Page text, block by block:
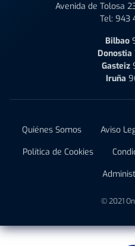
Avenida de Tolosa
Tel: 943
Bilbao
Donostia
Gasteiz
Iruña
Quiénes Somos Aviso
Política de Cookies
© 2021